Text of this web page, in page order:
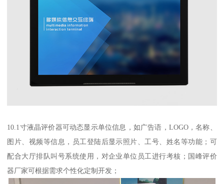
10.1寸液晶评价器可动态显示单位信息，如广告语，LOGO，名称、
图片、视频等信息，员工登陆后显示照片、工号、姓名等功能；可
配合大厅排队叫号系统使用，对企业单位员工进行考核；国峰评价
器厂家可根据需求个性化定制开发；